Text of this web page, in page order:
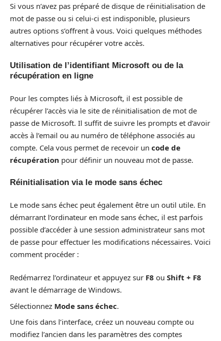
Si vous n’avez pas préparé de disque de réinitialisation de
mot de passe ou si celui-ci est indisponible, plusieurs
autres options s’offrent à vous. Voici quelques méthodes
alternatives pour récupérer votre accès.
Utilisation de l’identifiant Microsoft ou de la
récupération en ligne
Pour les comptes liés à Microsoft, il est possible de
récupérer l’accès via le site de réinitialisation de mot de
passe de Microsoft. Il suffit de suivre les prompts et d’avoir
accès à l’email ou au numéro de téléphone associés au
compte. Cela vous permet de recevoir un code de
récupération pour définir un nouveau mot de passe.
Réinitialisation via le mode sans échec
Le mode sans échec peut également être un outil utile. En
démarrant l’ordinateur en mode sans échec, il est parfois
possible d’accéder à une session administrateur sans mot
de passe pour effectuer les modifications nécessaires. Voici
comment procéder :
Redémarrez l’ordinateur et appuyez sur F8 ou Shift + F8
avant le démarrage de Windows.
Sélectionnez Mode sans échec.
Une fois dans l’interface, créez un nouveau compte ou
modifiez l’ancien dans les paramètres des comptes